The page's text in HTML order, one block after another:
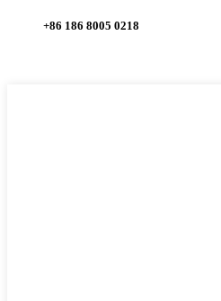
+86 186 8005 0218